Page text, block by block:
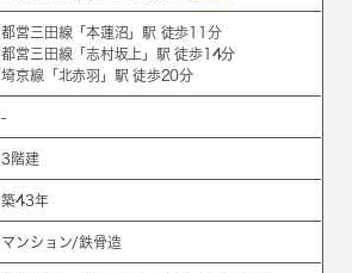
都営三田線 「本蓮沼 」駅 徒歩11分
都営三田線 「 志村坂上 」駅 徒歩14分
埼京線 「 北赤羽 」駅 徒歩20分
-
3階建
築43年
マンション/鉄骨造